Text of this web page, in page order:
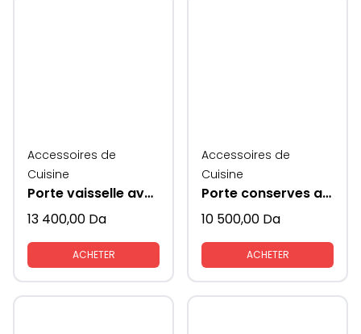
Accessoires de
Cuisine
Porte vaisselle avec coté en verre
13 400,00 Da
ACHETER
Accessoires de
Cuisine
Porte conserves avec coté en verre
10 500,00 Da
ACHETER